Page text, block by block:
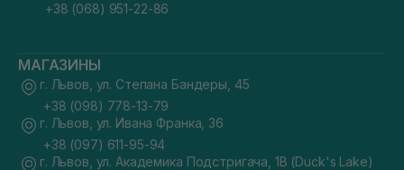
+38 (068) 951-22-86
МАГАЗИНЫ
г. Львов, ул. Степана Бандеры, 45
+38 (098) 778-13-79
г. Львов, ул. Ивана Франка, 36
+38 (097) 611-95-94
г. Львов, ул. Академика Подстригача, 1В (Duck's Lake)